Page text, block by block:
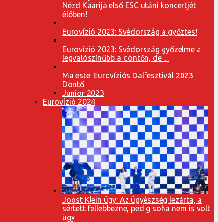
Nézd Käärijä első ESC utáni koncertjét
élőben!
Eurovízió 2023: Svédország a győztes!
Eurovízió 2023: Svédország győzelme a
legvalószínűbb a döntőn, de…
Ma este: Eurovíziós Dalfesztivál 2023
Döntő
Junior 2023
Eurovízió 2024
Joost Klein ügy: Az ügyészség lezárta, a
sértett fellebbezne, pedig soha nem is volt
ügy